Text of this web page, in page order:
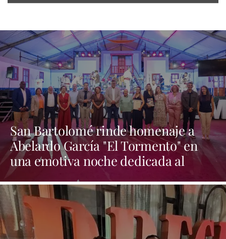
San Bartolomé rinde homenaje a
Abelardo García "El Tormento" en
una emotiva noche dedicada al
folclore canario